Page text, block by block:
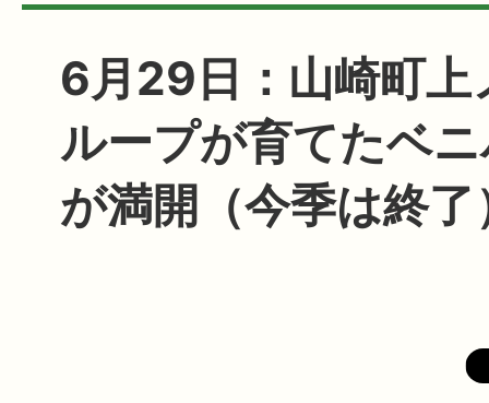
6月29日：山崎町上
ループが育てたベ
が満開（今季は終了